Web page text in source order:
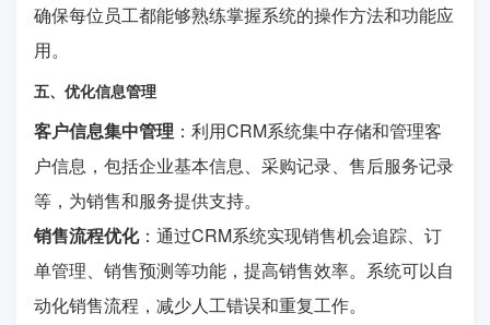
确保每位员工都能够熟练掌握系统的操作方法和功能应
用。
五、优化信息管理
客户信息集中管理 ：利用CRM系统集中存储和管理客
户信息，包括企业基本信息、采购记录、售后服务记录
等，为销售和服务提供支持。
销售流程优化：通过CRM系统实现销售机会追踪、订
单管理、销售预测等功能，提高销售效率。系统可以自
动化销售流程，减少人工错误和重复工作。